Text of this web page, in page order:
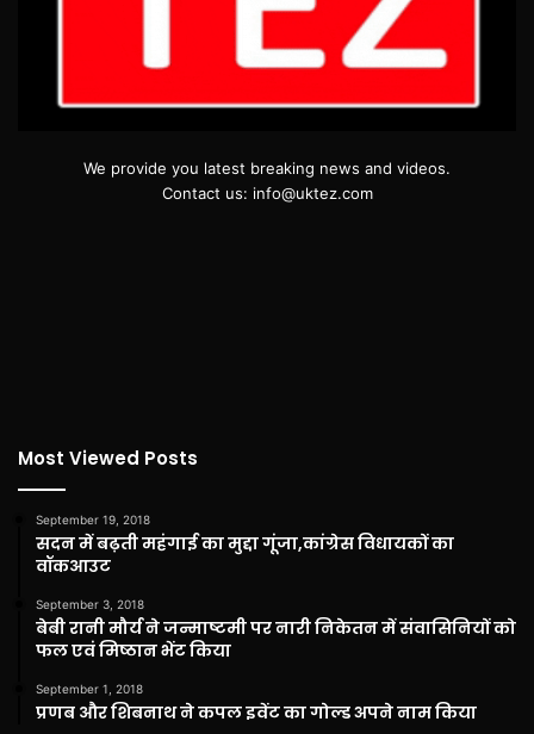
We provide you latest breaking news and videos.
Contact us: info@uktez.com
Most Viewed Posts
September 19, 2018
सदन में बढ़ती महंगाई का मुद्दा गूंजा,कांग्रेस विधायकों का
वॉकआउट
September 3, 2018
बेबी रानी मौर्य ने जन्माष्टमी पर नारी निकेतन में संवासिनियों को
फल एवं मिष्ठान भेंट किया
September 1, 2018
प्रणब और शिबनाथ ने कपल इवेंट का गोल्ड अपने नाम किया